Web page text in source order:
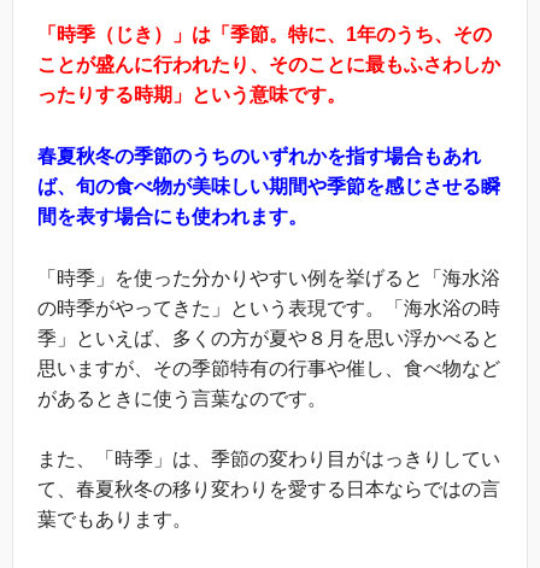
「時季（じき）」は「季節。特に、1年のうち、その
ことが盛んに行われたり、そのことに最もふさわしか
ったりする時期」という意味です。
春夏秋冬の季節のうちのいずれかを指す場合もあれ
ば、旬の食べ物が美味しい期間や季節を感じさせる瞬
間を表す場合にも使われます。
「時季」を使った分かりやすい例を挙げると「海水浴
の時季がやってきた」という表現です。「海水浴の時
季」といえば、多くの方が夏や８月を思い浮かべると
思いますが、その季節特有の行事や催し、食べ物など
があるときに使う言葉なのです。
また、「時季」は、季節の変わり目がはっきりしてい
て、春夏秋冬の移り変わりを愛する日本ならではの言
葉でもあります。